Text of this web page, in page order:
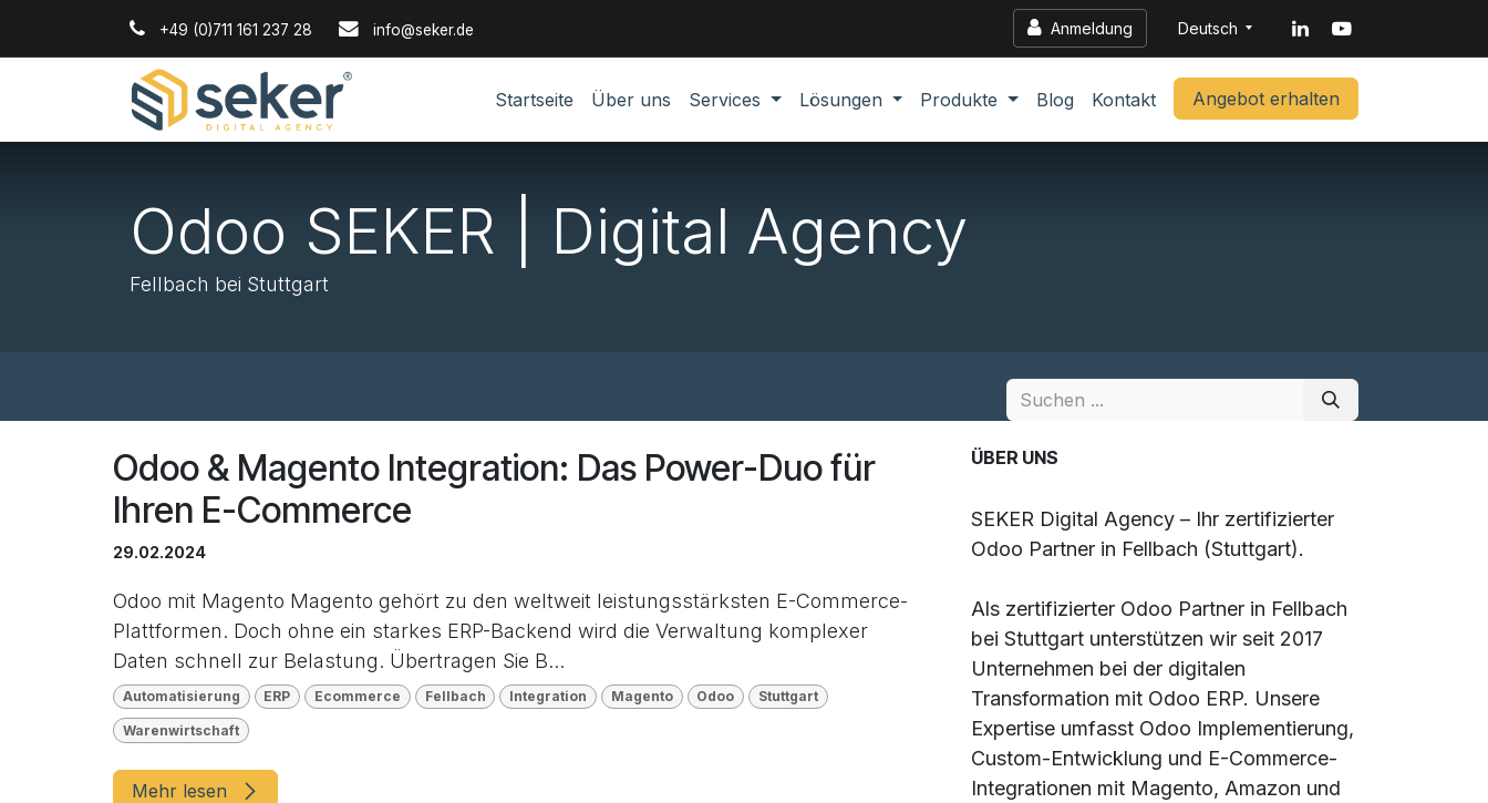
+49 (0)711 161 237 28 info@seker.de Anmeldung Deutsch
Startseite Über uns Services Lösungen Produkte Blog Kontakt Angebot erhalten
Odoo SEKER | Digital Agency
Fellbach bei Stuttgart
Odoo & Magento Integration: Das Power-Duo für
Ihren E-Commerce
29.02.2024
Odoo mit Magento Magento gehört zu den weltweit leistungsstärksten E-Commerce-
Plattformen. Doch ohne ein starkes ERP-Backend wird die Verwaltung komplexer
Daten schnell zur Belastung. Übertragen Sie B...
Automatisierung ERP Ecommerce Fellbach Integration Magento Odoo Stuttgart
Warenwirtschaft
Mehr lesen
ÜBER UNS
SEKER Digital Agency – Ihr zertifizierter
Odoo Partner in Fellbach (Stuttgart).
Als zertifizierter Odoo Partner in Fellbach
bei Stuttgart unterstützen wir seit 2017
Unternehmen bei der digitalen
Transformation mit Odoo ERP. Unsere
Expertise umfasst Odoo Implementierung,
Custom-Entwicklung und E-Commerce-
Integrationen mit Magento, Amazon und